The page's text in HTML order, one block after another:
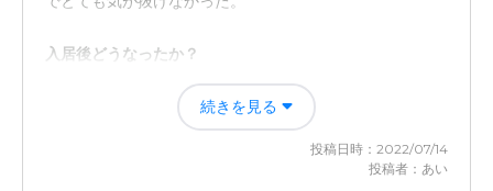
金額の相場は不明ですが納得できるものばかりでしたし、
入居後どうなったか？
施設に入居してもらい他の人やスタッフさんにすべてをま
かせることが出来て、心に余裕が出来るようになった。
続きを見る
投稿日時：2022/07/14
投稿者：あい